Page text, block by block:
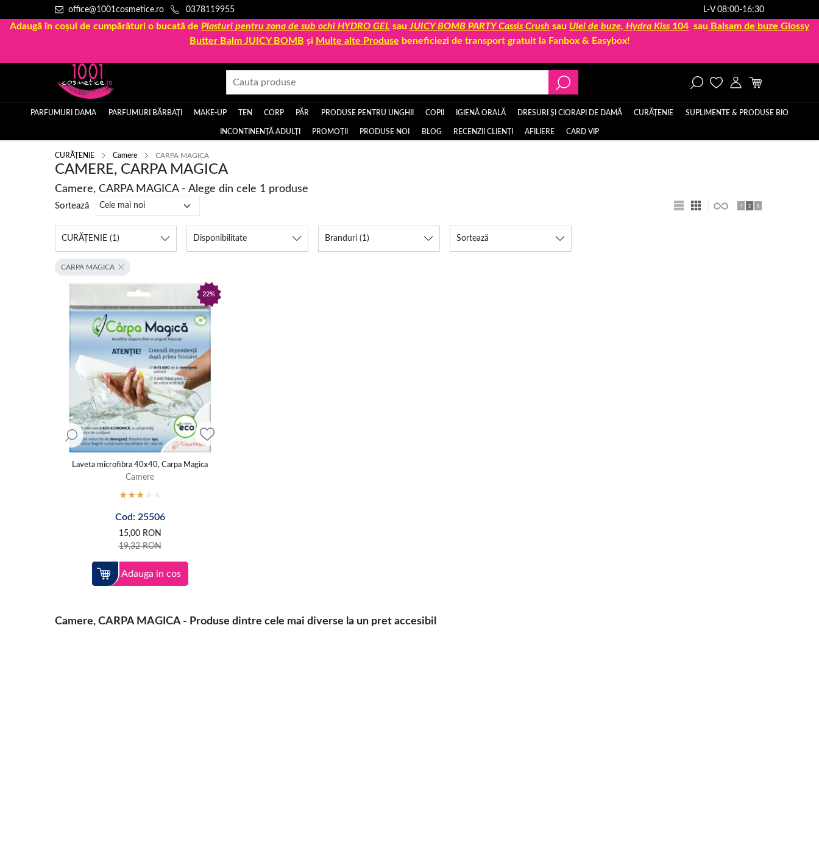
office@1001cosmetice.ro 0378119955 L-V 08:00-16:30
Adaugă în coșul de cumpărături o bucată de Plasturi pentru zona de sub ochi HYDRO GEL sau JUICY BOMB PARTY Cassis Crush sau Ulei de buze, Hydra Kiss 104 sau Balsam de buze Glossy
Butter Balm JUICY BOMB și Multe alte Produse beneficiezi de transport gratuit la Fanbox & Easybox!
PARFUMURI DAMA PARFUMURI BĂRBAȚI MAKE-UP TEN CORP PĂR PRODUSE PENTRU UNGHII COPII IGIENĂ ORALĂ DRESURI ȘI CIORAPI DE DAMĂ CURĂȚENIE SUPLIMENTE & PRODUSE BIO
INCONTINENȚĂ ADULȚI PROMOȚII PRODUSE NOI BLOG RECENZII CLIENȚI AFILIERE CARD VIP
CURĂȚENIE Camere CARPA MAGICA
CAMERE, CARPA MAGICA
Camere, CARPA MAGICA - Alege din cele 1 produse
Sortează
CURĂȚENIE (1) Disponibilitate Branduri (1) Sortează
CARPA MAGICA
22%
Laveta microfibra 40x40, Carpa Magica
Camere
Cod: 25506
15,00 RON
19,32RON
Adauga in cos
Camere, CARPA MAGICA - Produse dintre cele mai diverse la un pret accesibil